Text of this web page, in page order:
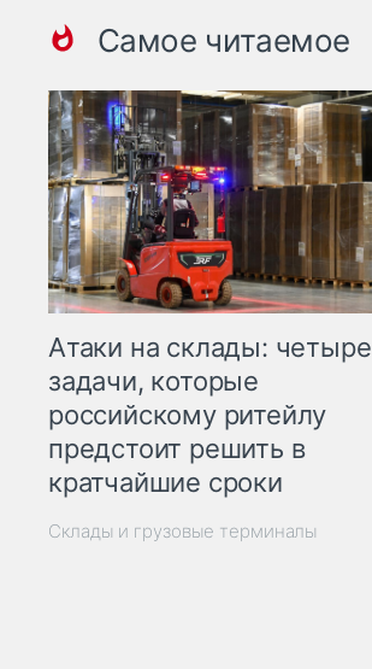
Самое читаемое
Атаки на склады: четыре
задачи, которые
российскому ритейлу
предстоит решить в
кратчайшие сроки
Склады и грузовые терминалы